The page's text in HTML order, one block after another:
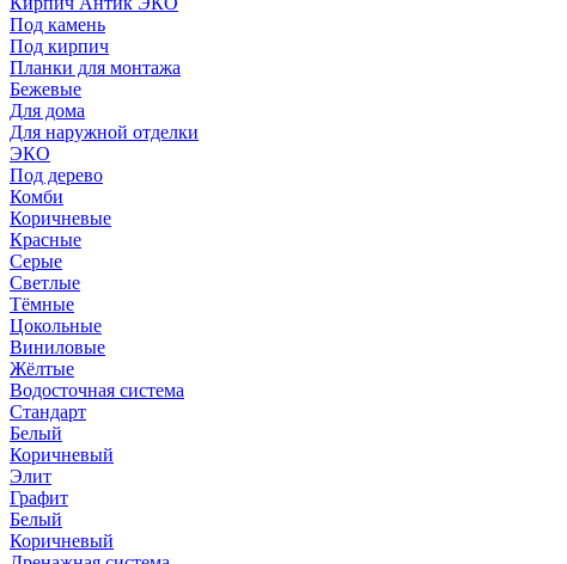
Под камень
Под кирпич
Планки для монтажа
Бежевые
Для дома
Для наружной отделки
ЭКO
Под дерево
Комби
Коричневые
Красные
Серые
Светлые
Тёмные
Цокольные
Виниловые
Жёлтые
Водосточная система
Стандарт
Белый
Коричневый
Элит
Графит
Белый
Коричневый